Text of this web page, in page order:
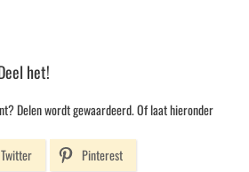
het!
Delen wordt gewaardeerd. Of laat hieronder
Twitter
Pinterest